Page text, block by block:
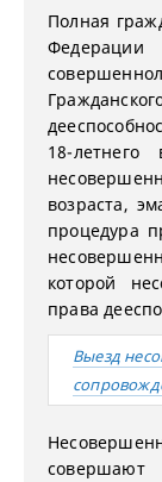
Полная
18-
возраста,
процедура
которой
права
Выезд